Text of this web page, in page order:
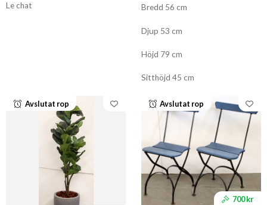
Le chat Bredd 56 cm
Djup 53 cm
Höjd 79 cm
Sitthöjd 45 cm
Avslutat rop Avslutat rop
700 kr